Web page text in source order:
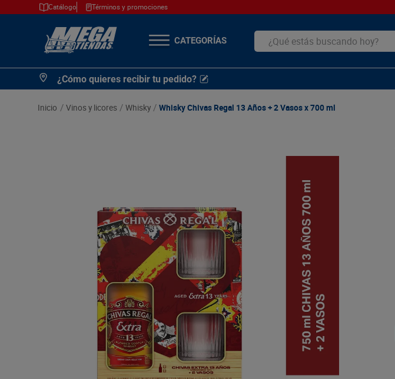
Catálogo Términos y promociones
¿Qué estás buscando hoy?
TÉRMINOS MÁS
BUSCADOS
1
cerveza
6.
azucar
7.
huevos
detergente
9.
queso
10. papa
¿Cómo quieres recibir tu pedido?
vinos y licores whisky Whisky Chivas Regal 13 Años + 2 Vasos x 700 ml